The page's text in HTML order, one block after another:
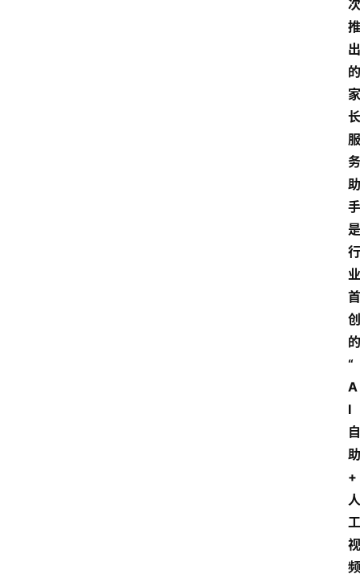
次
推
出
的
家
长
服
务
助
手
是
行
业
首
创
的
“
A
I
自
助
+
人
工
视
频